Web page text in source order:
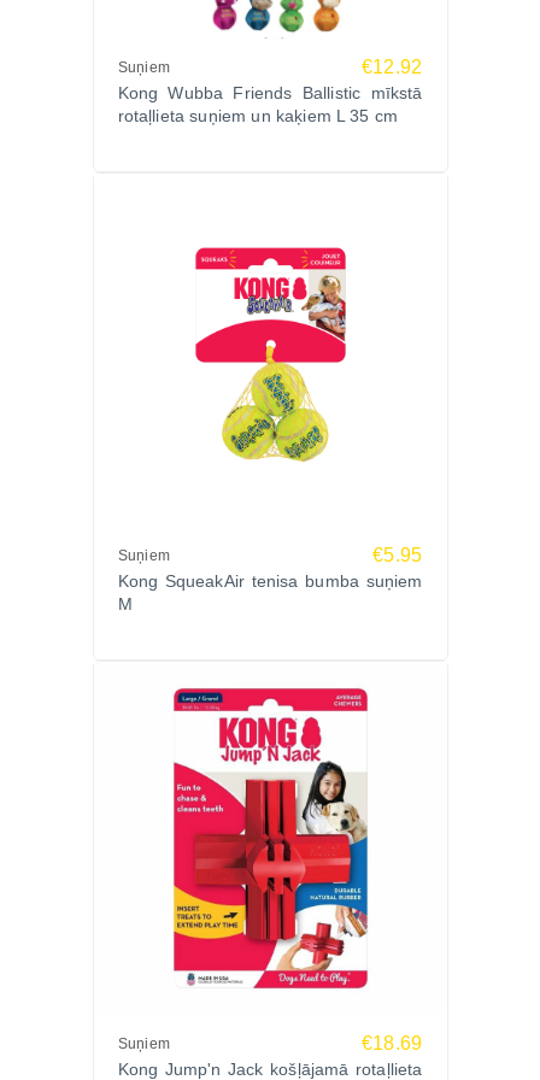
Materiāli : 45% neilons, 45% vinils, 10% poliesters
Izmērs: 5.72 x 24.13 x 8.26 cm
Ražotājs: KONG, ASV
Suņiem €12.92
Kong Wubba Friends Ballistic mīkstā
rotaļlieta suņiem un kaķiem L 35 cm
Suņiem €5.95
Kong SqueakAir tenisa bumba suņiem
M
Suņiem €18.69
Kong Jump'n Jack košļājamā rotaļlieta